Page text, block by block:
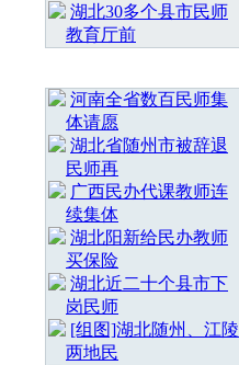
湖北30多个县市民师
教育厅前
河南全省数百民师集
体请愿
湖北省随州市被辞退
民师再
广西民办代课教师连
续集体
湖北阳新给民办教师
买保险
湖北近二十个县市下
岗民师
[组图]湖北随州、江陵
两地民